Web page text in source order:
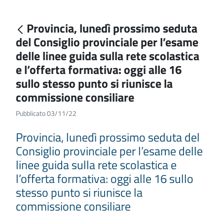
Provincia, lunedì prossimo seduta
del Consiglio provinciale per l’esame
delle linee guida sulla rete scolastica
e l’offerta formativa: oggi alle 16
sullo stesso punto si riunisce la
commissione consiliare
Pubblicato 03/11/22
Provincia, lunedì prossimo seduta del
Consiglio provinciale per l’esame delle
linee guida sulla rete scolastica e
l’offerta formativa: oggi alle 16 sullo
stesso punto si riunisce la
commissione consiliare